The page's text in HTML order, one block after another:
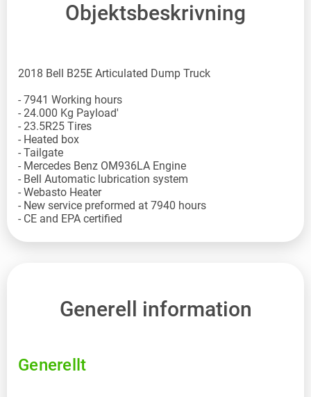
Objektsbeskrivning
2018 Bell B25E Articulated Dump Truck
- 7941 Working hours
- 24.000 Kg Payload'
- 23.5R25 Tires
- Heated box
- Tailgate
- Mercedes Benz OM936LA Engine
- Bell Automatic lubrication system
- Webasto Heater
- New service preformed at 7940 hours
Generell information
Generellt